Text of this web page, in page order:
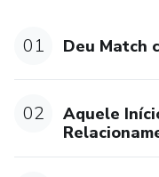
01 Deu Match
02
Aquele